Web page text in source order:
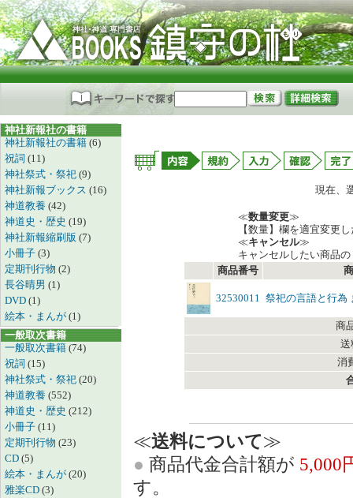
神社新報社の書籍
神社新報社の書籍 (6)
祝詞 (11)
神社祭式・祭祀 (9)
神社新報ブックス (16)
神道教養 (42)
神道史・歴史 (19)
神社新報縮刷版 (7)
小冊子 (3)
定期刊行物 (2)
長谷晴男 (1)
DVD (1)
絵本・まんが (1)
一般取次書籍
一般取次書籍 (74)
祝詞 (15)
神社祭式・祭祀 (20)
神道教養 (552)
神道史・歴史 (212)
小冊子 (11)
定期刊行物 (23)
CD (5)
絵本・まんが (20)
雅楽CD (3)
現在、
≪数量変更≫
【数量】欄を適宜変更
≪キャンセル≫
キャンセルしたい商品
商品番号
32530011 祭祀の言語と行為
商
送
消
≪送料について≫
● 商品代金合計額が 5,000
す。